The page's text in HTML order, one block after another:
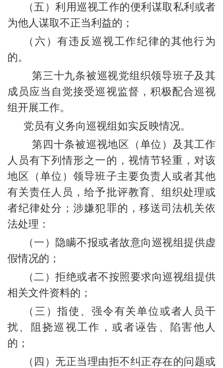
（五）利用巡视工作的便利谋取私利或者
为他人谋取不正当利益的；
（六）有违反巡视工作纪律的其他行为
的。
第三十九条被巡视党组织领导班子及其
成员应当自觉接受巡视监督，积极配合巡视
组开展工作。
党员有义务向巡视组如实反映情况。
第四十条被巡视地区（单位）及其工作
人员有下列情形之一的，视情节轻重，对该
地区（单位）领导班子主要负责人或者其他
有关责任人员，给予批评教育、组织处理或
者纪律处分；涉嫌犯罪的，移送司法机关依
法处理：
（一）隐瞒不报或者故意向巡视组提供虚
假情况的；
（二）拒绝或者不按照要求向巡视组提供
相关文件资料的；
（三）指使、强令有关单位或者人员干
扰、阻挠巡视工作，或者诬告、陷害他人
的；
（四）无正当理由拒不纠正存在的问题或